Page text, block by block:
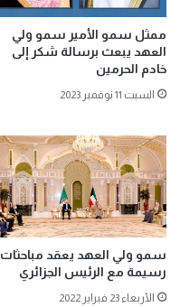
ممثل سمو الأمير سمو ولي
العهد يبعث برسالة شكر إلى
خادم الحرمين
السبت 11 نوفمبر 2023
سمو ولي العهد يعقد مباحثات
رسيمة مع الرئيس الجزائري
الأربعاء 23 فبراير 2022